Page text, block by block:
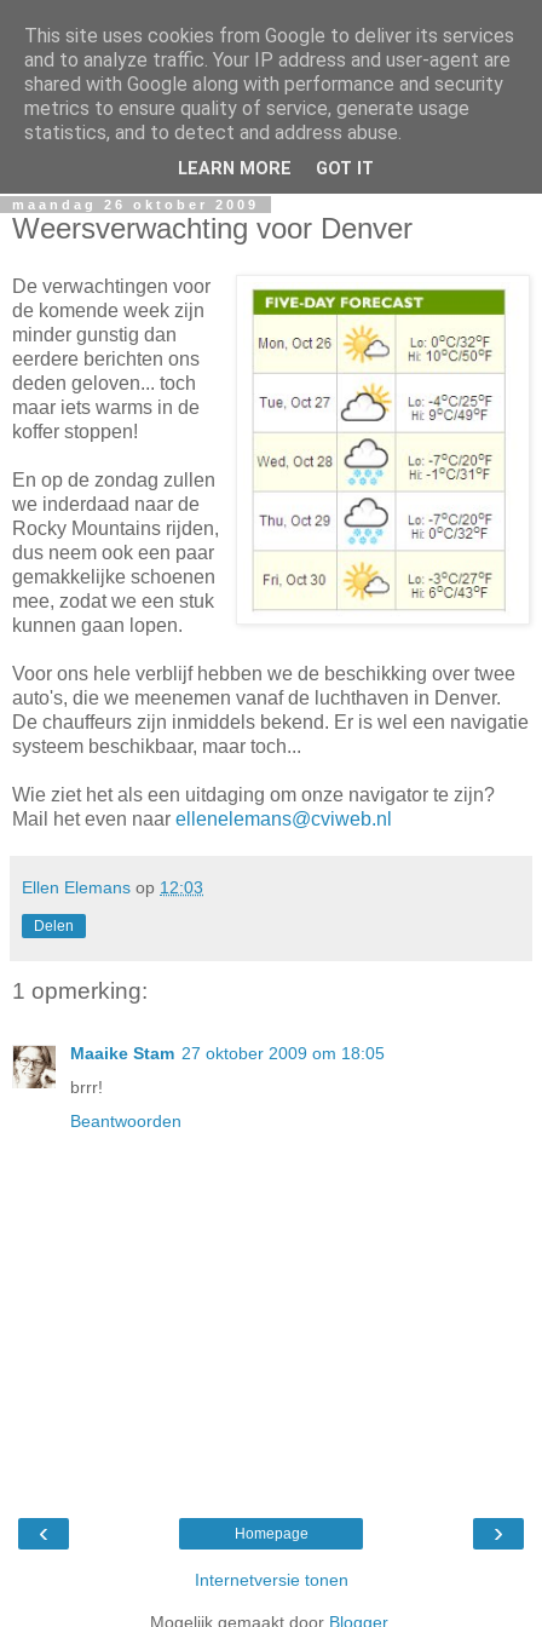
Denver
Weblog ten behoeve van de studiereis 2009 naar de
Educause in Denver, USA
maandag 26 oktober 2009
Weersverwachting voor Denver
De verwachtingen voor
de komende week zijn
minder gunstig dan
eerdere berichten ons
deden geloven... toch
maar iets warms in de
koffer stoppen!
En op de zondag zullen
we inderdaad naar de
Rocky Mountains rijden,
dus neem ook een paar
gemakkelijke schoenen
mee, zodat we een stuk
kunnen gaan lopen.
Voor ons hele verblijf hebben we de beschikking over twee
auto's, die we meenemen vanaf de luchthaven in Denver.
De chauffeurs zijn inmiddels bekend. Er is wel een navigatie
systeem beschikbaar, maar toch...
Wie ziet het als een uitdaging om onze navigator te zijn?
Mail het even naar ellenelemans@cviweb.nl
Ellen Elemans op 12:03
Delen
1 opmerking:
Maaike Stam 27 oktober 2009 om 18:05
brrr!
Beantwoorden
‹ ›
Homepage
Internetversie tonen
Mogelijk gemaakt door Blogger.
This site uses cookies from Google to deliver its services
and to analyze traffic. Your IP address and user-agent are
shared with Google along with performance and security
metrics to ensure quality of service, generate usage
statistics, and to detect and address abuse.
LEARN MORE GOT IT